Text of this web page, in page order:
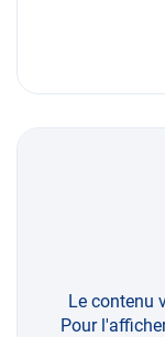
Le contenu
Pour